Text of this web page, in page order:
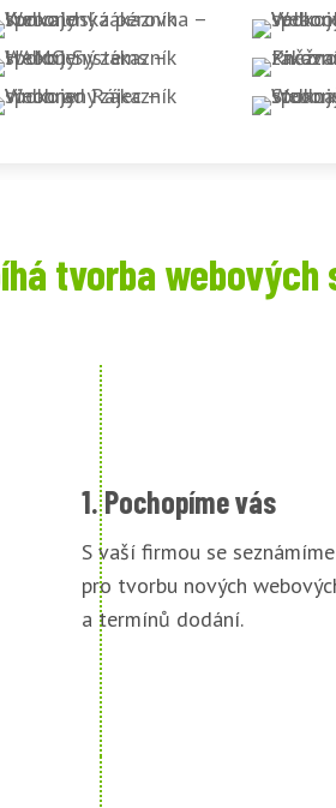
tvorba webových
1. Pochopíme vás
S vaší firmou se
pro tvorbu nových
a termínů dodání.